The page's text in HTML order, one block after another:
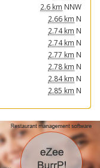
2.6 km NNW
2.66 km N
2.74 km N
2.74 km N
2.77 km N
2.78 km N
2.84 km N
2.85 km N